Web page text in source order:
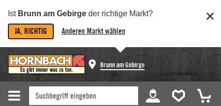
Ist Brunn am Gebirge der richtige Markt?
JA, RICHTIG Anderen Markt wählen
Brunn am Gebirge